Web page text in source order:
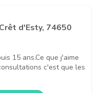
d'Esty, 74650
15 ans.Ce que j'aime
c'est que les